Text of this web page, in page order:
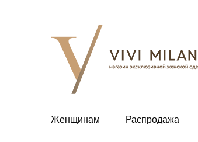
Женщинам Распродажа